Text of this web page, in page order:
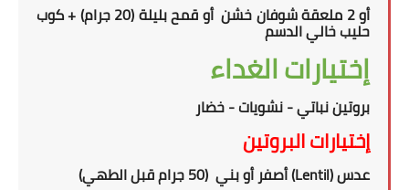
أو2 ملعقة شوفان خشن أو قمح بليلة (20 جرام) + كوب
حليب خالي الدسم
إختيارات الغداء
بروتين نباتي - نشويات - خضار
إختيارات البروتين
عدس(Lentil)أصفر أو بني (50 جرام قبل الطهي)